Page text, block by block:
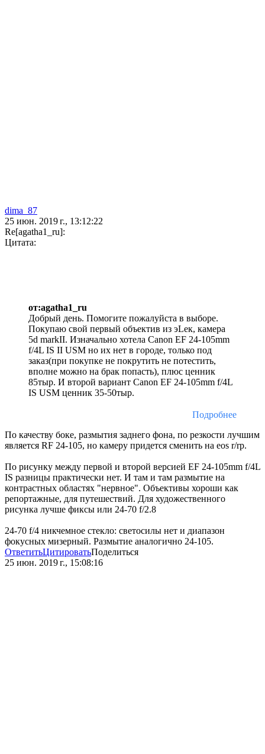
dima_87
25 июн. 2019 г., 13:12:22
Re[agatha1_ru]:
Цитата:
от:agatha1_ru
Добрый день. Помогите пожалуйста в выборе.
Покупаю свой первый объектив из эLек, камера
5d markII. Изначально хотела Canon EF 24-105mm
f/4L IS II USM но их нет в городе, только под
заказ(при покупке не покрутить не потестить,
вполне можно на брак попасть), плюс ценник
85тыр. И второй вариант Canon EF 24-105mm f/4L
IS USM ценник 35-50тыр.
Подробнее
По качеству боке, размытия заднего фона, по резкости лучшим
является RF 24-105, но камеру придется сменить на eos r/rp.
По рисунку между первой и второй версией EF 24-105mm f/4L
IS разницы практически нет. И там и там размытие на
контрастных областях "нервное". Объективы хороши как
репортажные, для путешествий. Для художественного
рисунка лучше фиксы или 24-70 f/2.8
24-70 f/4 никчемное стекло: светосилы нет и диапазон
фокусных мизерный. Размытие аналогично 24-105.
ОтветитьЦитироватьПоделиться
25 июн. 2019 г., 15:08:16